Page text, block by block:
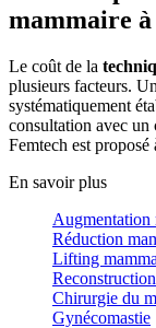
mammaire
Le coût de la
plusieurs facteurs.
systématiquement
consultation avec un
Femtech est proposé
En savoir plus
Augmentation
Réduction
Lifting
Chirurgie du
Gynécomastie